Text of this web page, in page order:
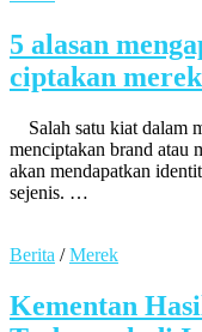
5 alasan
ciptakan
Salah satu kiat dalam
menciptakan brand atau
akan mendapatkan
sejenis. …
Berita /Merek
Kementan